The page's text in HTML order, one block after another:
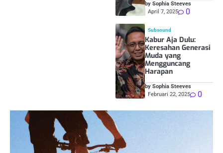
by Sophia Steeves
April 7, 2025
0
Subsound
Kabur Aja Dulu:
Keresahan Generasi
Muda yang
Mengguncang
Harapan
by Sophia Steeves
Februari 22, 2025
0